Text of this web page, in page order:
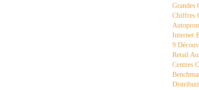
Grandes
Chiffres
Internet
9
Retail
Centres